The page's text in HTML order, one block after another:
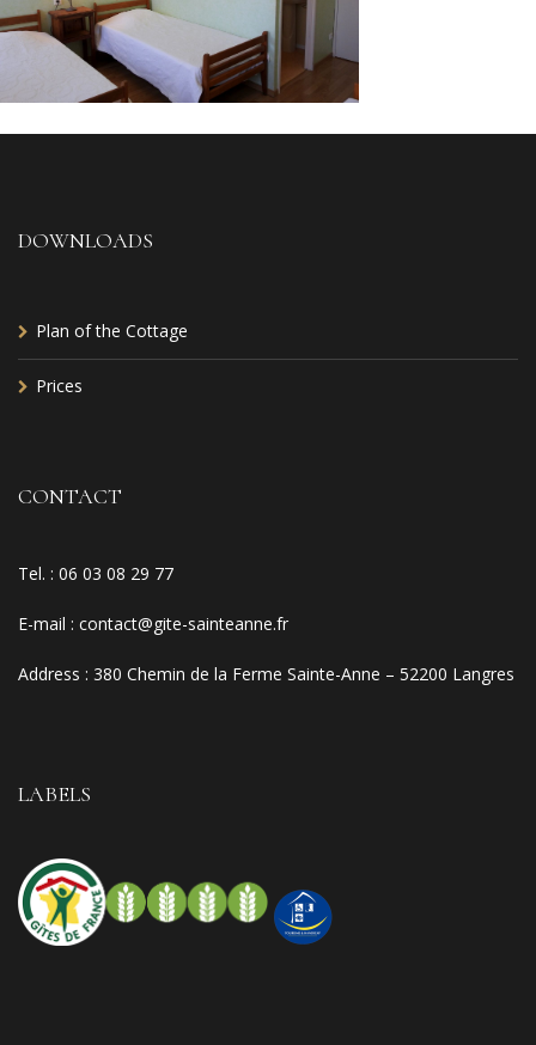
DOWNLOADS
Plan of the Cottage
Prices
CONTACT
Tel. : 06 03 08 29 77
E-mail : contact@gite-sainteanne.fr
Address : 380 Chemin de la Ferme Sainte-Anne – 52200 Langres
LABELS